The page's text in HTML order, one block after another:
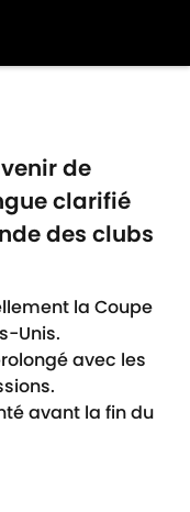
de
clarifié
des clubs
la Coupe
Unis.
avec les
avant la fin du